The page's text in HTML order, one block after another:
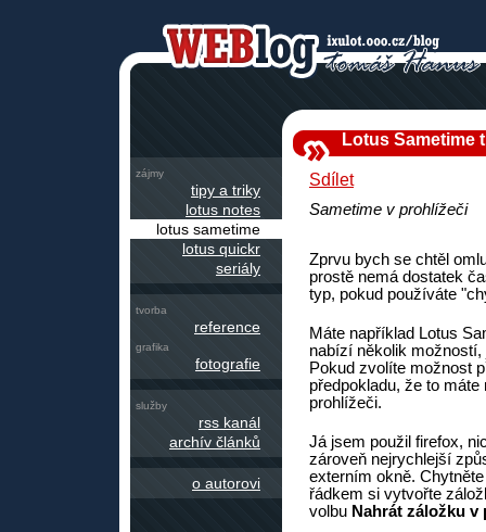
Lotus Sametime
Sdílet
Sametime v prohlížeči
Zprvu bych se chtěl
prostě nemá dostatek
typ, pokud používáte
Máte například Lotus
nabízí několik
Pokud zvolíte možnost
předpokladu, že to
prohlížeči.
Já jsem použil firefox,
zároveň nejrychlejší
externím okně.
řádkem si vytvořte
volbu Nahrát záložku
zájmy
tipy a triky
lotus notes
lotus sametime
lotus quickr
seriály
tvorba
reference
grafika
fotografie
služby
rss kanál
archív článků
o autorovi